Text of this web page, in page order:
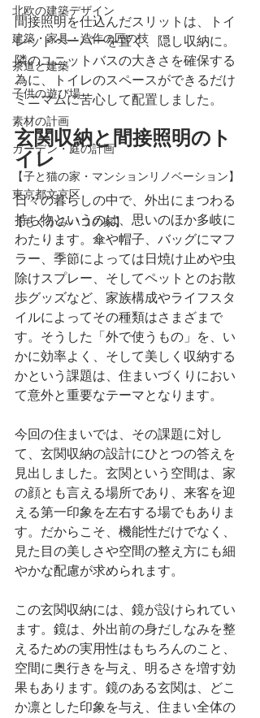
北欧の建築デザイン
建築・家具・造作の匠の技
茶道と建築
子供の遊び場
素材の計画
ガーデン・庭の計画
【子と猫の家・マンションリノベーション】
東京都文京区
【もくかみハコの家】
間接照明を仕込んだスリットは、トイ
レットペーパーを置く、隠し収納に。
隣のユニットバスの大きさを確保する
為に、トイレのスペースができるだけ
ミニマムに苦心して配置しました。
玄関収納と間接照明のト
イレ
日々の暮らしの中で、外出にまつわる
持ち物というのは、思いのほか多岐に
わたります。傘や帽子、バッグにマフ
ラー、季節によっては日焼け止めや虫
除けスプレー、そしてペットとのお散
歩グッズなど、家族構成やライフスタ
イルによってその種類はさまざまで
す。そうした「外で使うもの」を、い
かに効率よく、そして美しく収納する
かという課題は、住まいづくりにおい
て意外と重要なテーマとなります。
今回の住まいでは、その課題に対し
て、玄関収納の設計にひとつの答えを
見出しました。玄関という空間は、家
の顔とも言える場所であり、来客を迎
える第一印象を左右する場でもありま
す。だからこそ、機能性だけでなく、
見た目の美しさや空間の整え方にも細
やかな配慮が求められます。
この玄関収納には、鏡が設けられてい
ます。鏡は、外出前の身だしなみを整
えるための実用性はもちろんのこと、
空間に奥行きを与え、明るさを増す効
果もあります。鏡のある玄関は、どこ
か凛とした印象を与え、住まい全体の